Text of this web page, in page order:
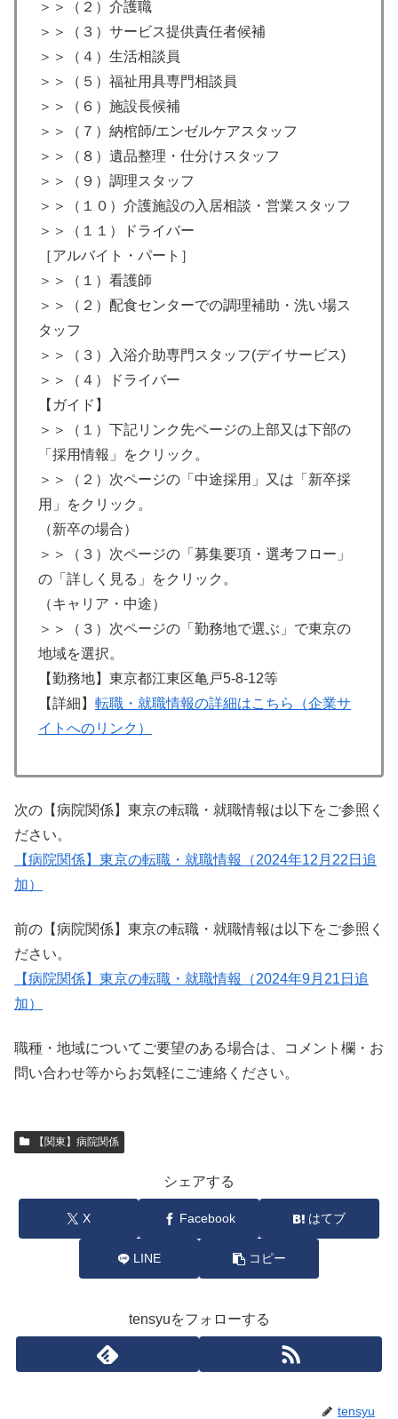
＞＞（２）介護職
＞＞（３）サービス提供責任者候補
＞＞（４）生活相談員
＞＞（５）福祉用具専門相談員
＞＞（６）施設長候補
＞＞（７）納棺師/エンゼルケアスタッフ
＞＞（８）遺品整理・仕分けスタッフ
＞＞（９）調理スタッフ
＞＞（１０）介護施設の入居相談・営業スタッフ
＞＞（１１）ドライバー
［アルバイト・パート］
＞＞（１）看護師
＞＞（２）配食センターでの調理補助・洗い場ス
タッフ
＞＞（３）入浴介助専門スタッフ(デイサービス)
＞＞（４）ドライバー
【ガイド】
＞＞（１）下記リンク先ページの上部又は下部の
「採用情報」をクリック。
＞＞（２）次ページの「中途採用」又は「新卒採
用」をクリック。
（新卒の場合）
＞＞（３）次ページの「募集要項・選考フロー」
の「詳しく見る」をクリック。
（キャリア・中途）
＞＞（３）次ページの「勤務地で選ぶ」で東京の
地域を選択。
【勤務地】東京都江東区亀戸5-8-12等
【詳細】 転職・就職情報の詳細はこちら（企業サ
イトへのリンク）
次の【病院関係】東京の転職・就職情報は以下をご参照く
ださい。
【病院関係】東京の転職・就職情報（2024年12月22日追
加）
前の【病院関係】東京の転職・就職情報は以下をご参照く
ださい。
【病院関係】東京の転職・就職情報（2024年9月21日追
加）
職種・地域についてご要望のある場合は、コメント欄・お
問い合わせ等からお気軽にご連絡ください。
【関東】病院関係
シェアする
X Facebook はてブ
LINE コピー
tensyuをフォローする
tensyu